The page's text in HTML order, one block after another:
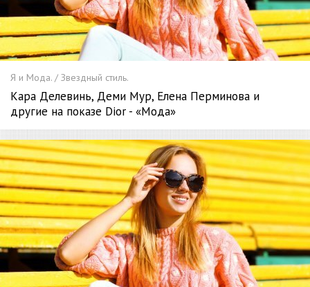
Я и Мода. / Звездный стиль.
Кара Делевинь, Деми Мур, Елена Перминова и
другие на показе Dior - «Мода»